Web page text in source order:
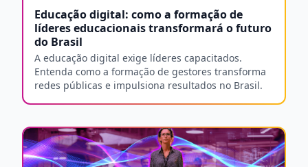
Educação digital: como a formação de
líderes educacionais transformará o futuro
do Brasil
A educação digital exige líderes capacitados.
Entenda como a formação de gestores transforma
redes públicas e impulsiona resultados no Brasil.